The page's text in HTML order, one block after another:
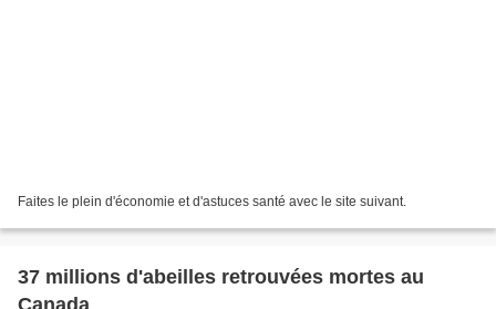
Faites le plein d'économie et d'astuces santé avec le site suivant.
37 millions d'abeilles retrouvées mortes au
Canada